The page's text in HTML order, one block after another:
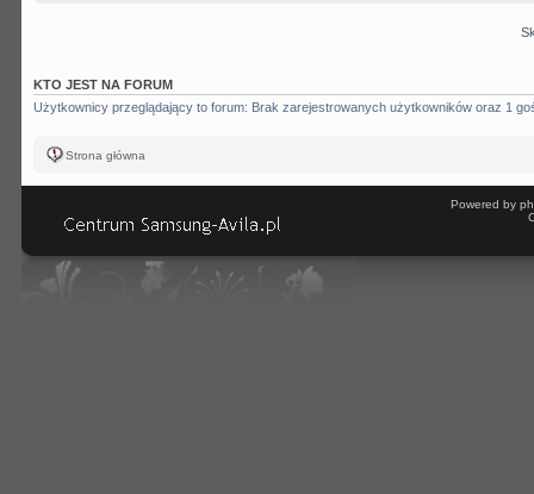
KTO JEST NA FORUM
Użytkownicy przeglądający to forum: Brak zarejestrowanych użytkowników oraz 1
Strona główna
Powered by